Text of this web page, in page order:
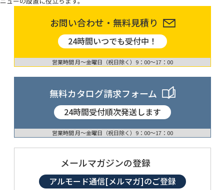
お問い合わせ・無料見積り
24時間いつでも受付中！
営業時間 月〜金曜日（祝日除く）9：00〜17：00
無料カタログ請求フォーム
24時間受付順次発送します
営業時間 月〜金曜日（祝日除く）9：00〜17：00
メールマガジンの登録
アルモード通信[メルマガ]のご登録